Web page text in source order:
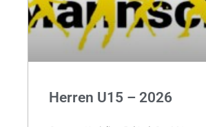
Herren U15 – 2026